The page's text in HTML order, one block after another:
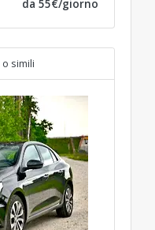
da 55€/giorno
o simili